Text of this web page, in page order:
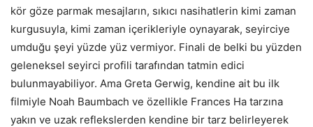
kör göze parmak mesajların, sıkıcı nasihatlerin kimi zaman
kurgusuyla, kimi zaman içerikleriyle oynayarak, seyirciye
umduğu şeyi yüzde yüz vermiyor. Finali de belki bu yüzden
geleneksel seyirci profili tarafından tatmin edici
bulunmayabiliyor. Ama Greta Gerwig, kendine ait bu ilk
filmiyle Noah Baumbach ve özellikle Frances Ha tarzına
yakın ve uzak reflekslerden kendine bir tarz belirleyerek